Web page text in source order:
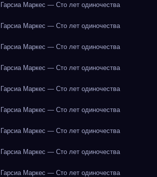
Гарсиа Маркес — Сто лет одиночества
Гарсиа Маркес — Сто лет одиночества
Гарсиа Маркес — Сто лет одиночества
Гарсиа Маркес — Сто лет одиночества
Гарсиа Маркес — Сто лет одиночества
Гарсиа Маркес — Сто лет одиночества
Гарсиа Маркес — Сто лет одиночества
Гарсиа Маркес — Сто лет одиночества
Гарсиа Маркес — Сто лет одиночества